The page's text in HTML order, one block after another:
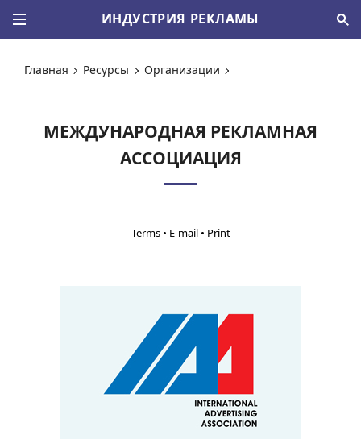
ИНДУСТРИЯ РЕКЛАМЫ
Главная Ресурсы Организации
МЕЖДУНАРОДНАЯ РЕКЛАМНАЯ
АССОЦИАЦИЯ
• •